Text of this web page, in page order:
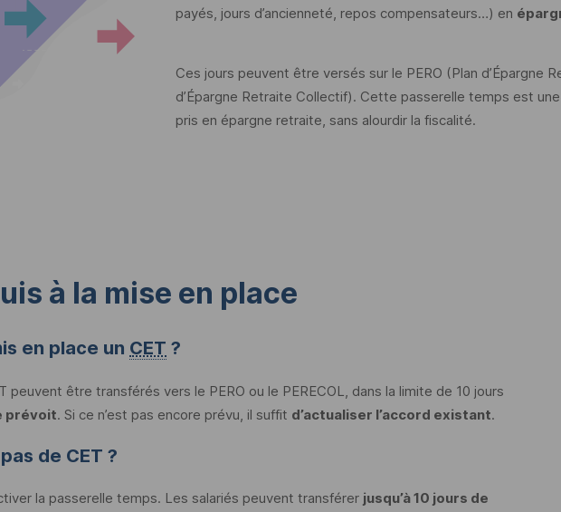
payés, jours d’ancienneté, repos compensateurs…) en
Ces jours peuvent être versés sur le PERO (Plan d’Épargne
d’Épargne Retraite Collectif). Cette passerelle temps est
pris en épargne retraite, sans alourdir la fiscalité.
à la mise en place
en place un CET ?
peuvent être transférés vers le PERO ou le PERECOL
, dans la limite de 10 jours
prévoit. Si ce n’est pas encore prévu, il suffit d’actualiser l’accord existant.
de CET ?
la passerelle temps. Les salariés peuvent transférer jusqu’à 10 jours de